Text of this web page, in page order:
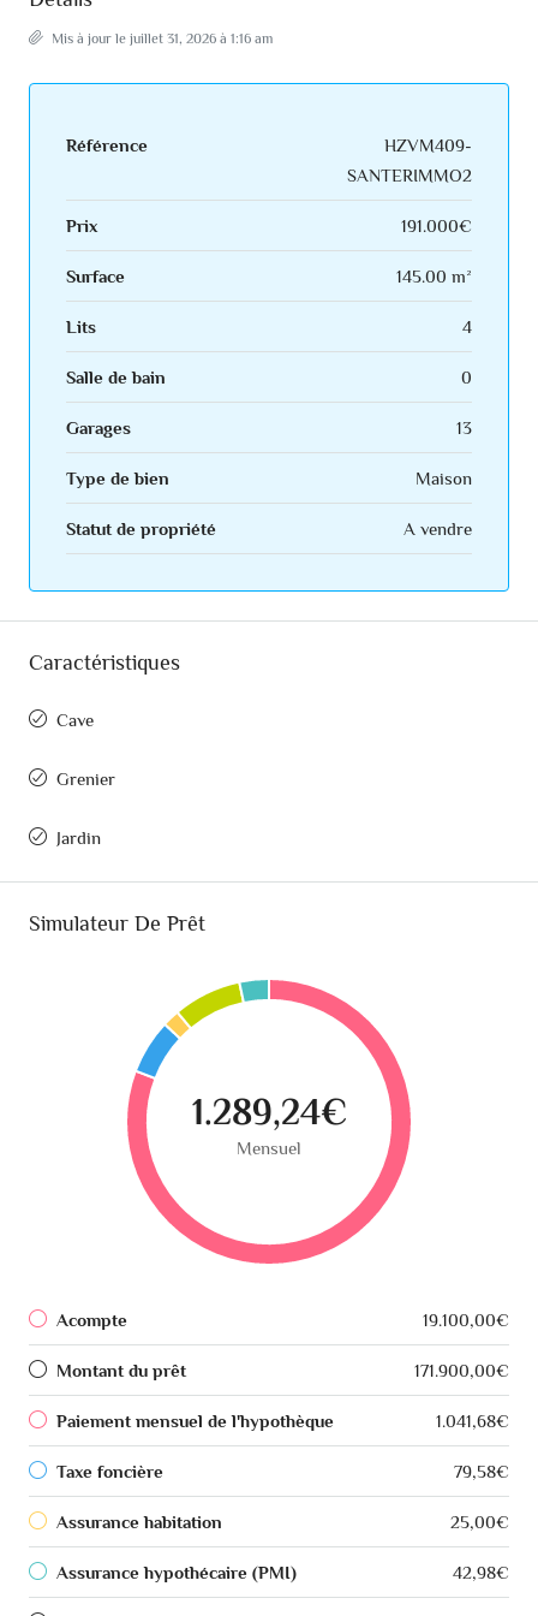
Mis à jour le juillet 31, 2026 à 1:16 am
Référence
HZVM409-
SANTERIMMO2
Prix 191.000€
Surface 145.00 m²
Lits 4
Salle de bain 0
Garages 13
Type de bien Maison
Statut de propriété A vendre
Caractéristiques
Cave
Grenier
Jardin
Simulateur De Prêt
1.289,24€
Mensuel
Acompte 19.100,00€
Montant du prêt 171.900,00€
Paiement mensuel de l'hypothèque 1.041,68€
Taxe foncière 79,58€
Assurance habitation 25,00€
Assurance hypothécaire (PMI) 42,98€